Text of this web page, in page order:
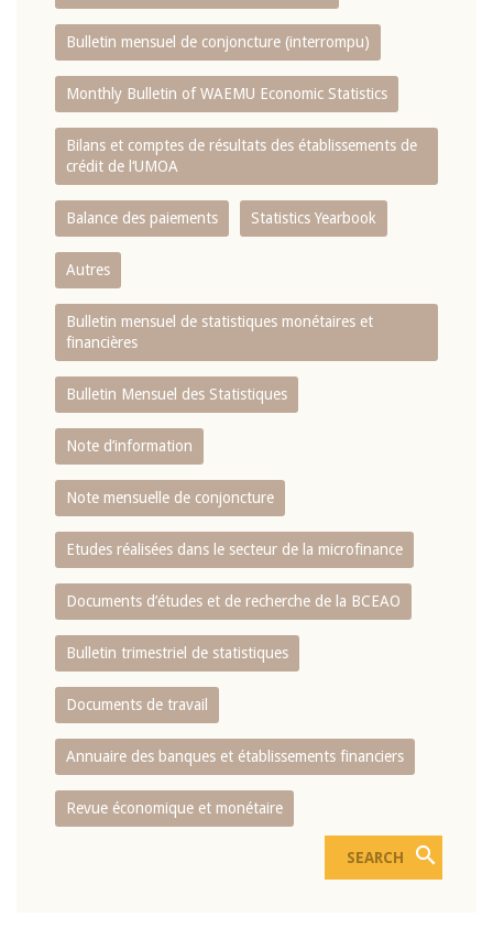
Bulletin mensuel de conjoncture (interrompu)
Monthly Bulletin of WAEMU Economic Statistics
Bilans et comptes de résultats des établissements de
crédit de l‘UMOA
Balance des paiements Statistics Yearbook
Autres
Bulletin mensuel de statistiques monétaires et
financières
Bulletin Mensuel des Statistiques
Note d’information
Note mensuelle de conjoncture
Etudes réalisées dans le secteur de la microfinance
Documents d’études et de recherche de la BCEAO
Bulletin trimestriel de statistiques
Documents de travail
Annuaire des banques et établissements financiers
Revue économique et monétaire